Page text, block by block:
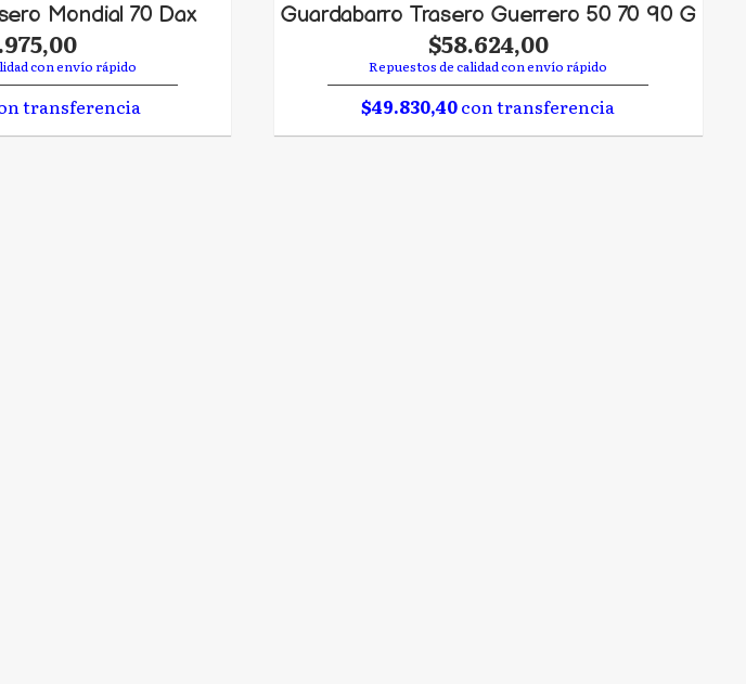
Mondial 70 Dax
con envío rápido
transferencia
Guardabarro Trasero Guerrero 50 70 90 G
$58.624,00
Repuestos de calidad con envío rápido
$49.830,40con transferencia